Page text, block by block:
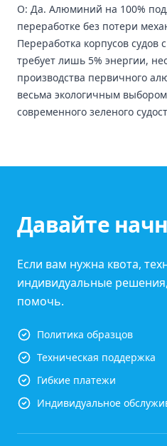
О: Да. Алюминий на 100%
переработке без потери
Переработка корпусов
требует лишь 5% энергии,
производства первичного
весьма экологичным
современного зеленого
Давайте
Если вам нужна квота,
индивидуальные
помочь.
Политика образцов
Техническая поддержка
Гибкие платежи
Индивидуальное